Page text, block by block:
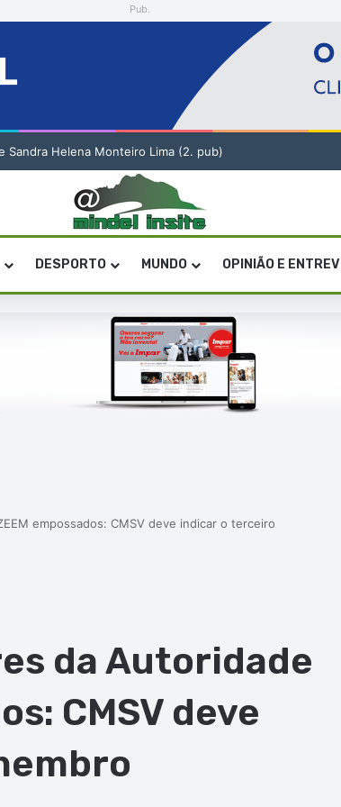
Pub.
Sandra Helena Monteiro Lima (2. pub)
DESPORTO MUNDO OPINIÃO E
empossados: CMSV deve indicar o terceiro
da Autoridade
CMSV deve